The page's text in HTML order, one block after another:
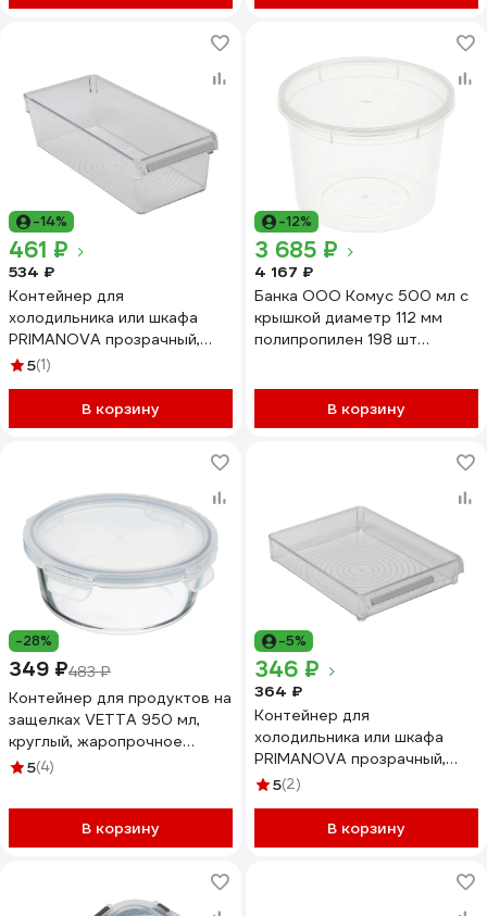
-14%
461 ₽
534 ₽
Контейнер для
холодильника или шкафа
PRIMANOVA прозрачный,
36х15х10 см, акрил M-E27-
5(1)
В корзину
-12%
3 685 ₽
4 167 ₽
Банка ООО Комус 500 мл с
крышкой диаметр 112 мм
полипропилен 198 шт
В корзину
-28%
349 ₽483 ₽
Контейнер для продуктов на
защелках VETTA 950 мл,
круглый, жаропрочное
стекло 825-012
5(4)
В корзину
-5%
346 ₽
364 ₽
Контейнер для
холодильника или шкафа
PRIMANOVA прозрачный,
20.5х28х5 см, акрил M-E27-
5(2)
В корзину